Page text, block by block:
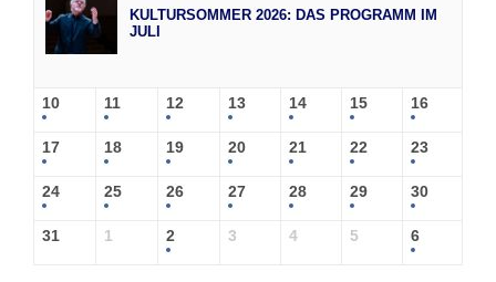
KULTURSOMMER 2026: DAS PROGRAMM IM
JULI
10 11 12 13 14 15 16
17 18 19 20 21 22 23
24 25 26 27 28 29 30
31 1 2 3 4 5 6